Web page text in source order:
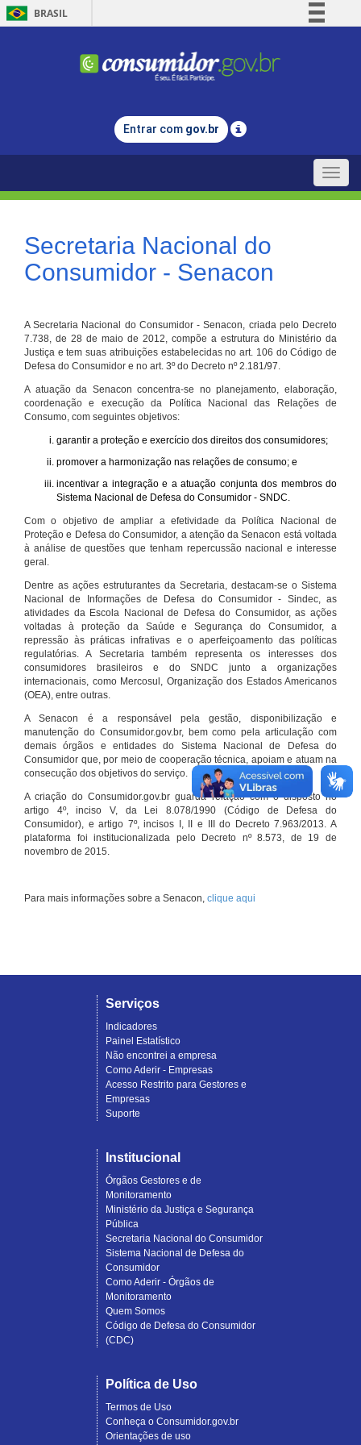
BRASIL
Comunica BR
Legislação
Entrar com gov.br
Toggle
Secretaria Nacional do
Consumidor - Senacon
A Secretaria Nacional do Consumidor - Senacon, criada pelo Decreto
7.738, de 28 de maio de 2012, compõe a estrutura do Ministério da
Justiça e tem suas atribuições estabelecidas no art. 106 do Código de
Defesa do Consumidor e no art. 3º do Decreto nº 2.181/97.
A atuação da Senacon concentra-se no planejamento, elaboração,
coordenação e execução da Política Nacional das Relações de
Consumo, com seguintes objetivos:
garantir a proteção e exercício dos direitos dos consumidores;
promover a harmonização nas relações de consumo; e
incentivar a integração e a atuação conjunta dos membros do
Sistema Nacional de Defesa do Consumidor - SNDC.
Com o objetivo de ampliar a efetividade da Política Nacional de
Proteção e Defesa do Consumidor, a atenção da Senacon está voltada
à análise de questões que tenham repercussão nacional e interesse
geral.
Dentre as ações estruturantes da Secretaria, destacam-se o Sistema
Nacional de Informações de Defesa do Consumidor - Sindec, as
atividades da Escola Nacional de Defesa do Consumidor, as ações
voltadas à proteção da Saúde e Segurança do Consumidor, a
repressão às práticas infrativas e o aperfeiçoamento das políticas
regulatórias. A Secretaria também representa os interesses dos
consumidores brasileiros e do SNDC junto a organizações
internacionais, como Mercosul, Organização dos Estados Americanos
(OEA), entre outras.
A Senacon é a responsável pela gestão, disponibilização e
manutenção do Consumidor.gov.br, bem como pela articulação com
demais órgãos e entidades do Sistema Nacional de Defesa do
Consumidor que, por meio de cooperação técnica, apoiam e atuam na
consecução dos objetivos do serviço.
A criação do Consumidor.gov.br guarda relação com o disposto no
artigo 4º, inciso V, da Lei 8.078/1990 (Código de Defesa do
Consumidor), e artigo 7º, incisos I, II e III do Decreto 7.963/2013. A
plataforma foi institucionalizada pelo Decreto nº 8.573, de 19 de
novembro de 2015.
Para mais informações sobre a Senacon, clique aqui
Serviços
Indicadores
Painel Estatístico
Não encontrei a empresa
Como Aderir - Empresas
Acesso Restrito para Gestores e
Empresas
Suporte
Institucional
Órgãos Gestores e de
Monitoramento
Ministério da Justiça e Segurança
Pública
Secretaria Nacional do Consumidor
Sistema Nacional de Defesa do
Consumidor
Como Aderir - Órgãos de
Monitoramento
Quem Somos
Código de Defesa do Consumidor
(CDC)
Política de Uso
Termos de Uso
Conheça o Consumidor.gov.br
Orientações de uso